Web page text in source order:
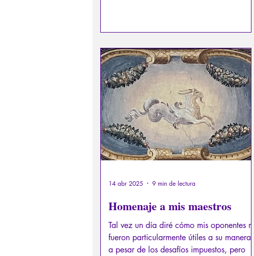
Homenaje a mis maestros
Tal vez un día diré cómo mis oponentes me
fueron particularmente útiles a su manera,
a pesar de los desafíos impuestos, pero
14 abr 2025 9 min de lectura